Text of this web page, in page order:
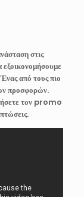
στις
από τους πιο
προσφορών.
τον promo